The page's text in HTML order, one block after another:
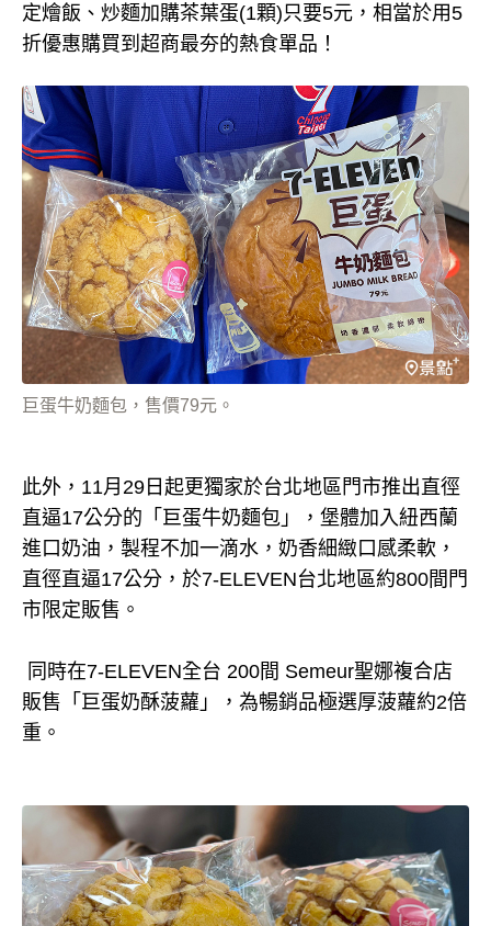
定燴飯、炒麵加購茶葉蛋(1顆)只要5元，相當於用5
折優惠購買到超商最夯的熱食單品！
巨蛋牛奶麵包，售價79元。
此外，11月29日起更獨家於台北地區門市推出直徑
直逼17公分的「巨蛋牛奶麵包」，堡體加入紐西蘭
進口奶油，製程不加一滴水，奶香細緻口感柔軟，
直徑直逼17公分，於7-ELEVEN台北地區約800間門
市限定販售。
同時在7-ELEVEN全台 200間 Semeur聖娜複合店
販售「巨蛋奶酥菠蘿」，為暢銷品極選厚菠蘿約2倍
重。